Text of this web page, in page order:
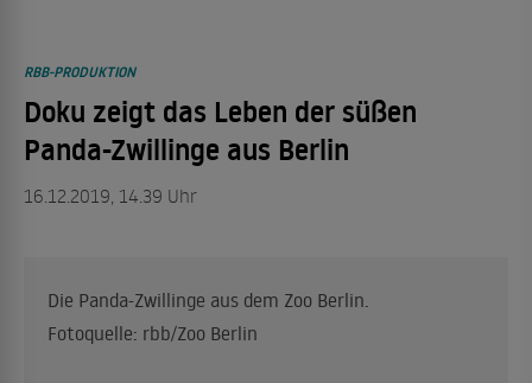
RBB-PRODUKTION
Doku zeigt das Leben der süßen
Panda-Zwillinge aus Berlin
16.12.2019, 14.39 Uhr
Die Panda-Zwillinge aus dem Zoo Berlin.
Fotoquelle: rbb/Zoo Berlin